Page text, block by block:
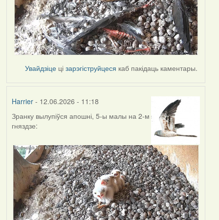
Увайдзіце цізарэгіструйцеся каб пакідаць каментары.
Harrier- 12.06.2026 - 11:18
Зранку вылупіўся апошні, 5-ы малы на 2-м
гняздзе: